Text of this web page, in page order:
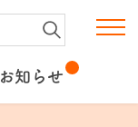
お知らせ